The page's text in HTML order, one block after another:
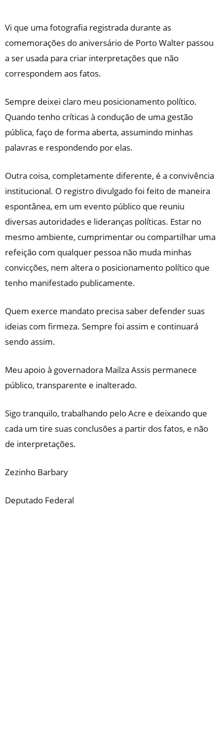
​Vi que uma fotografia registrada durante as
comemorações do aniversário de Porto Walter passou
a ser usada para criar interpretações que não
correspondem aos fatos.
​Sempre deixei claro meu posicionamento político.
Quando tenho críticas à condução de uma gestão
pública, faço de forma aberta, assumindo minhas
palavras e respondendo por elas.
​Outra coisa, completamente diferente, é a convivência
institucional. O registro divulgado foi feito de maneira
espontânea, em um evento público que reuniu
diversas autoridades e lideranças políticas. Estar no
mesmo ambiente, cumprimentar ou compartilhar uma
refeição com qualquer pessoa não muda minhas
convicções, nem altera o posicionamento político que
tenho manifestado publicamente.
​Quem exerce mandato precisa saber defender suas
ideias com firmeza. Sempre foi assim e continuará
sendo assim.
​Meu apoio à governadora Mailza Assis permanece
público, transparente e inalterado.
​Sigo tranquilo, trabalhando pelo Acre e deixando que
cada um tire suas conclusões a partir dos fatos, e não
de interpretações.
​Zezinho Barbary
Deputado Federal